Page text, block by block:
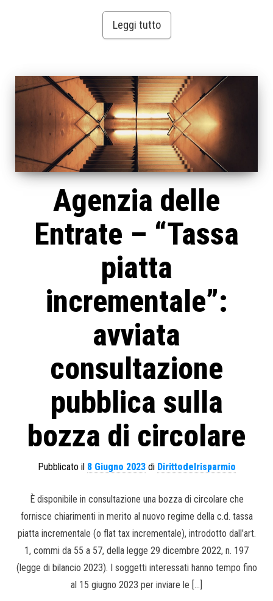
Leggi tutto
Agenzia delle
Entrate – “Tassa
piatta
incrementale”:
avviata
consultazione
pubblica sulla
bozza di circolare
Pubblicato il 8 Giugno 2023di Dirittodelrisparmio
È disponibile in consultazione una bozza di circolare che
fornisce chiarimenti in merito al nuovo regime della c.d. tassa
piatta incrementale (o flat tax incrementale), introdotto dall’art.
1, commi da 55 a 57, della legge 29 dicembre 2022, n. 197
(legge di bilancio 2023). I soggetti interessati hanno tempo fino
al 15 giugno 2023 per inviare le […]